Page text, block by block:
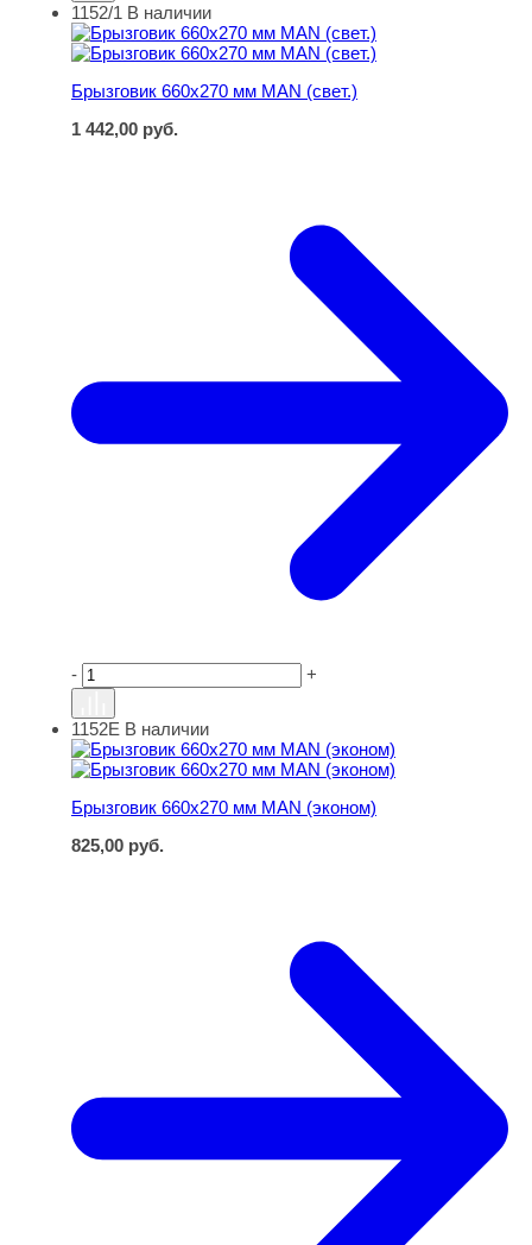
Брызговик 660х270 мм MAN (свет.)
1152/1 В наличии
Брызговик 660х270 мм MAN (свет.)
1 442,00 руб.
- +
Брызговик 660х270 мм MAN (эконом)
1152Е В наличии
Брызговик 660х270 мм MAN (эконом)
825,00 руб.